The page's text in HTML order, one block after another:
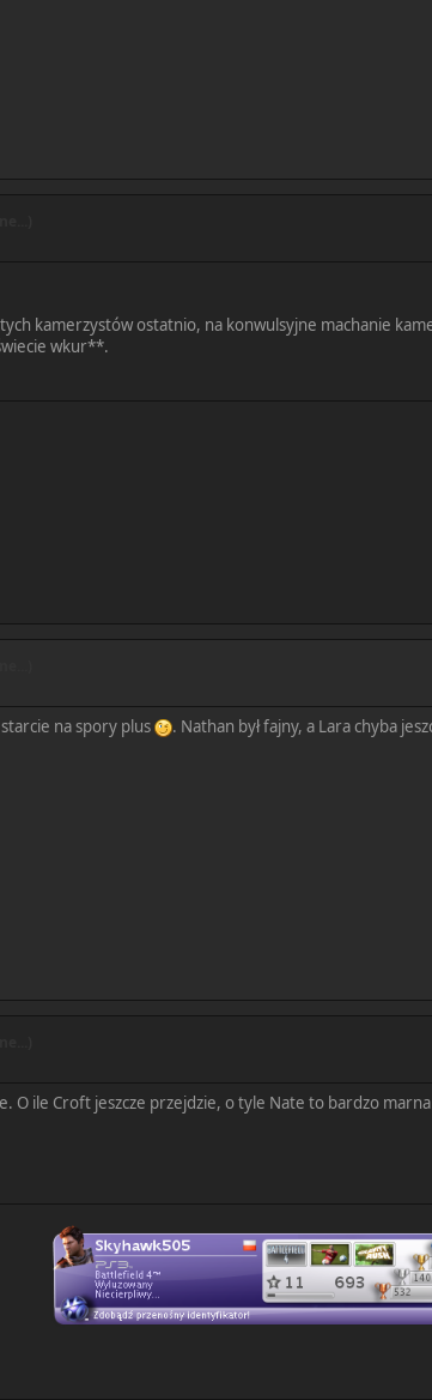
kamerzystów ostatnio, na konwulsyjne machanie
wkur**.
na spory plus . Nathan był fajny, a Lara chyba
O ile Croft jeszcze przejdzie, o tyle Nate to bardzo